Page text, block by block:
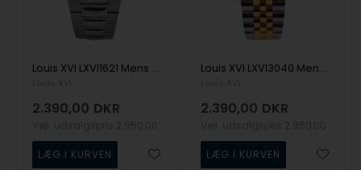
Louis XVI LXVI1621 Mens Watch Renaissance Limited 40mm 5ATM Wristwatch
2.390,00 DKR
Louis XVI LXVI3040 Mens Watch Marquis Automatic Unlimited 42mm 5ATM Wristwatch
2.390,00 DKR